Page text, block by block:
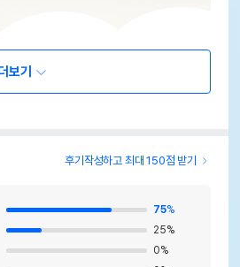
보기
후기작성하고 최대 150점 받기
75%
25%
0%